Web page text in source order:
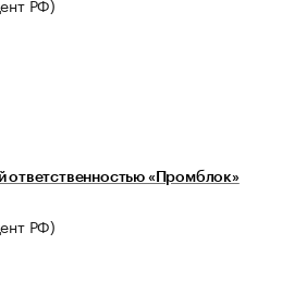
РФ)
ответственностью «Промблок»
РФ)